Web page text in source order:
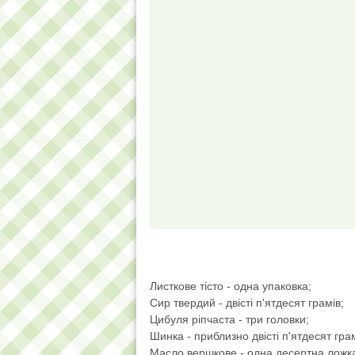
Листкове тісто - одна упаковка;
Сир твердий - двісті п'ятдесят грамів;
Цибуля ріпчаста - три головки;
Шинка - приблизно двісті п'ятдесят